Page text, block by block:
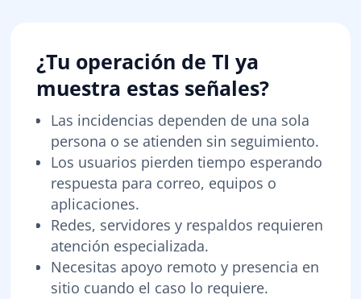
¿Tu operación de TI ya
muestra estas señales?
Las incidencias dependen de una sola
persona o se atienden sin seguimiento.
Los usuarios pierden tiempo esperando
respuesta para correo, equipos o
aplicaciones.
Redes, servidores y respaldos requieren
atención especializada.
Necesitas apoyo remoto y presencia en
sitio cuando el caso lo requiere.